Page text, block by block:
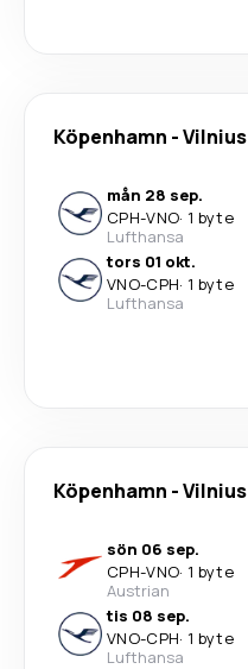
Köpenhamn -Vilnius
mån 28 sep.
CPH-VNO· 1 byte
Lufthansa
tors 01 okt.
VNO-CPH· 1 byte
Lufthansa
Köpenhamn -Vilnius
sön 06 sep.
CPH-VNO· 1 byte
Austrian
tis 08 sep.
VNO-CPH· 1 byte
Lufthansa